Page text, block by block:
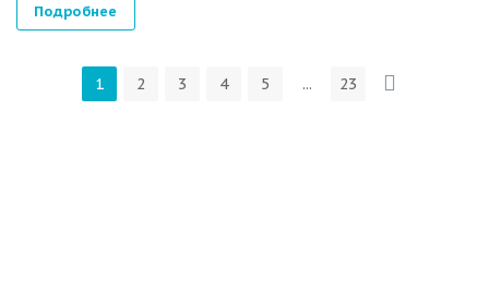
Подробнее
1 2 3 4 5 ... 23